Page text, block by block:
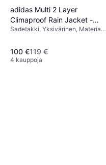
adidas Multi 2 Layer
Climaproof Rain Jacket -
Black
Sadetakki, Yksivärinen, Materiaali:
Topattu
100 €119 €
4 kauppoja